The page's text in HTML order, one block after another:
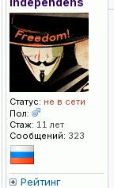
Статус: не в сети
Пол:
Стаж: 11 лет
Сообщений: 323
Рейтинг